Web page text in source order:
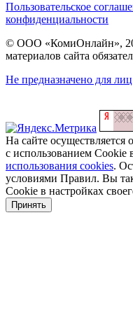
Пользовательское
конфиденциальности
© ООО «КомиОнлайн»,
материалов сайта
Не предназначено для
На сайте осуществляется
с использованием Cookie
использования cookies.
условиями Правил. Вы
Cookie в настройках
Принять